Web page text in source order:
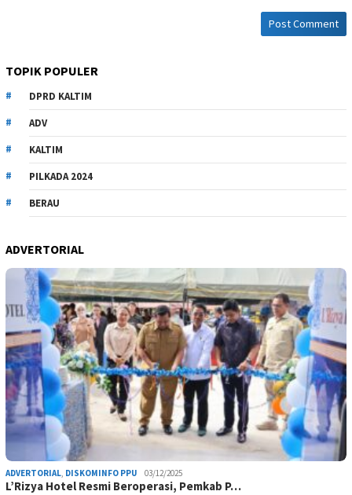
TOPIK POPULER
DPRD KALTIM
ADV
KALTIM
PILKADA 2024
BERAU
ADVERTORIAL
ADVERTORIAL, DISKOMINFO PPU 03/12/2025
L’Rizya Hotel Resmi Beroperasi, Pemkab P…